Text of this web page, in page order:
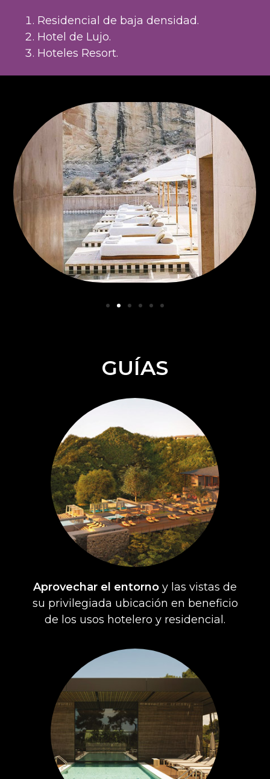
Residencial de baja densidad.
Hotel de Lujo.
Hoteles Resort.
GUÍAS
Aprovechar el entorno y las vistas de
su privilegiada ubicación en beneficio
de los usos hotelero y residencial.